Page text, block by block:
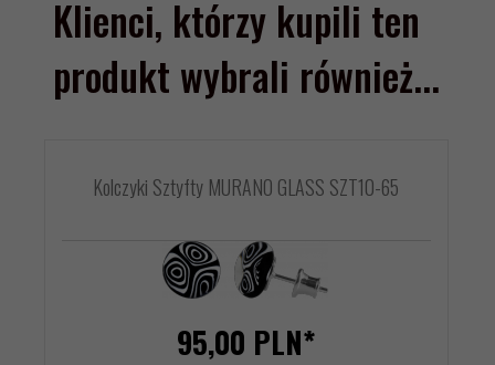
Klienci, którzy kupili ten
produkt wybrali również...
Kolczyki Sztyfty MURANO GLASS SZT10-65
95,00 PLN*